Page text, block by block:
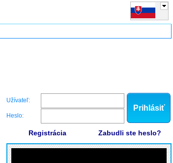
Užívateľ:
Heslo:
Prihlásiť
Registrácia Zabudli ste heslo?